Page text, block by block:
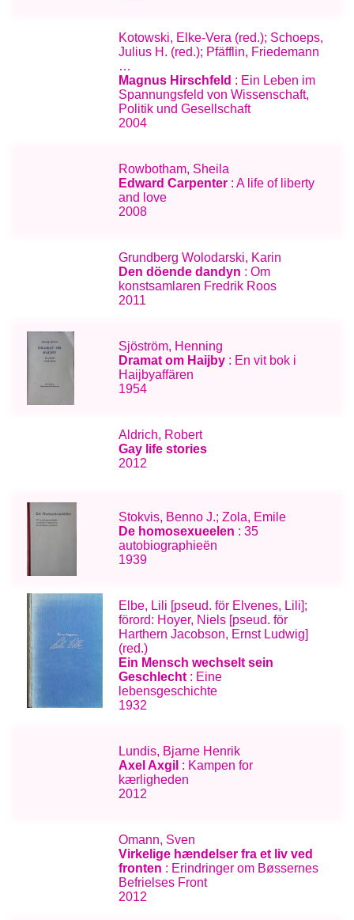
Kotowski, Elke-Vera (red.); Schoeps,
Julius H. (red.); Pfäfflin, Friedemann
…
Magnus Hirschfeld : Ein Leben im
Spannungsfeld von Wissenschaft,
Politik und Gesellschaft
2004
Rowbotham, Sheila
Edward Carpenter : A life of liberty
and love
2008
Grundberg Wolodarski, Karin
Den döende dandyn : Om
konstsamlaren Fredrik Roos
2011
Sjöström, Henning
Dramat om Haijby : En vit bok i
Haijbyaffären
1954
Aldrich, Robert
Gay life stories
2012
Stokvis, Benno J.; Zola, Emile
De homosexueelen : 35
autobiographieën
1939
Elbe, Lili [pseud. för Elvenes, Lili];
förord: Hoyer, Niels [pseud. för
Harthern Jacobson, Ernst Ludwig]
(red.)
Ein Mensch wechselt sein
Geschlecht: Eine
lebensgeschichte
1932
Lundis, Bjarne Henrik
Axel Axgil : Kampen for
kærligheden
2012
Omann, Sven
Virkelige hændelser fra et liv ved
fronten : Erindringer om Bøssernes
Befrielses Front
2012